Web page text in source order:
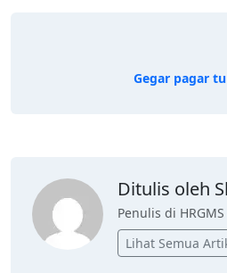
Gegar pagar
Ditulis oleh
Penulis di HRGMS
Lihat Semua